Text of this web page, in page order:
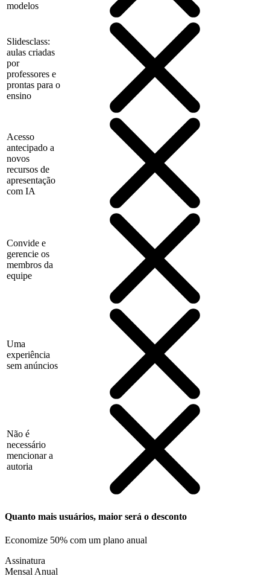
modelos
Slidesclass:
aulas criadas
por
professores e
prontas para o
ensino
Acesso
antecipado a
novos
recursos de
apresentação
com IA
Convide e
gerencie os
membros da
equipe
Uma
experiência
sem anúncios
Não é
necessário
mencionar a
autoria
Quanto mais usuários, maior será o desconto
Economize 50% com um plano anual
Assinatura
Mensal Anual